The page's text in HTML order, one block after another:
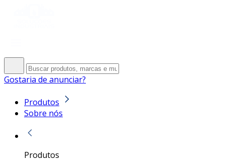
Gostaria de anunciar?
Produtos
Sobre nós
Produtos